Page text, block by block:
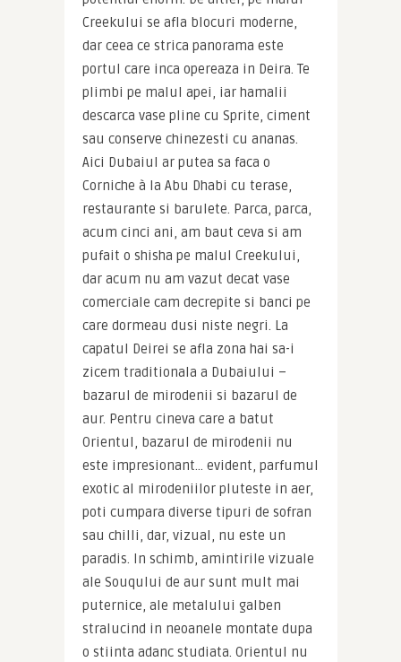
Creekului se afla blocuri moderne,
dar ceea ce strica panorama este
portul care inca opereaza in Deira. Te
plimbi pe malul apei, iar hamalii
descarca vase pline cu Sprite, ciment
sau conserve chinezesti cu ananas.
Aici Dubaiul ar putea sa faca o
Corniche à la Abu Dhabi cu terase,
restaurante si barulete. Parca, parca,
acum cinci ani, am baut ceva si am
pufait o shisha pe malul Creekului,
dar acum nu am vazut decat vase
comerciale cam decrepite si banci pe
care dormeau dusi niste negri. La
capatul Deirei se afla zona hai sa-i
zicem traditionala a Dubaiului –
bazarul de mirodenii si bazarul de
aur. Pentru cineva care a batut
Orientul, bazarul de mirodenii nu
este impresionant… evident, parfumul
exotic al mirodeniilor pluteste in aer,
poti cumpara diverse tipuri de sofran
sau chilli, dar, vizual, nu este un
paradis. In schimb, amintirile vizuale
ale Souqului de aur sunt mult mai
puternice, ale metalului galben
stralucind in neoanele montate dupa
o stiinta adanc studiata. Orientul nu